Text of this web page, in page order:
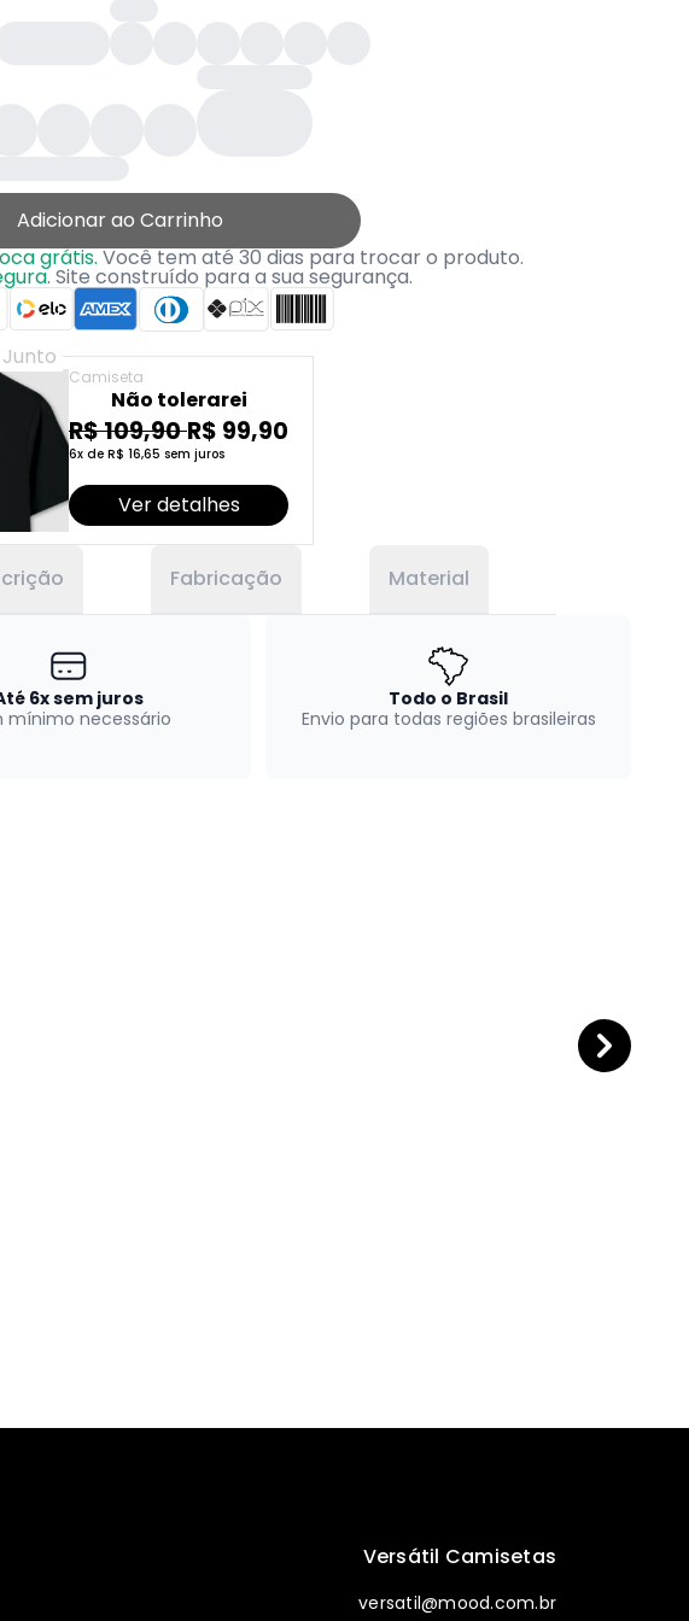
Adicionar ao Carrinho
grátis.Você tem até 30 dias para trocar o produto.
Site construído para a sua segurança.
Camiseta
Não tolerarei
R$ 109,90 R$ 99,90
6x de R$ 16,65 sem juros
Ver detalhes
Fabricação Material
6x sem juros
mínimo necessário
Todo o Brasil
Envio para todas regiões brasileiras
Versátil Camisetas
versatil@mood.com.br